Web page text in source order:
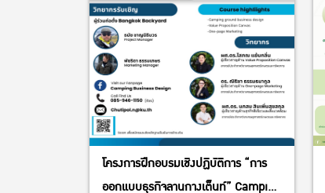
โครงการฝึกอบรมเชิงปฏิบัติการ “การ
ออกแบบธุรกิจลานกางเต็นท์” Camping